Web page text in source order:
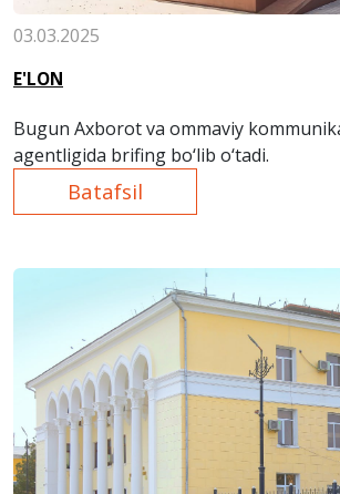
03.03.2025
E'LON
Bugun Axborot va ommaviy
agentligida brifing bo‘lib o‘tadi.
Batafsil